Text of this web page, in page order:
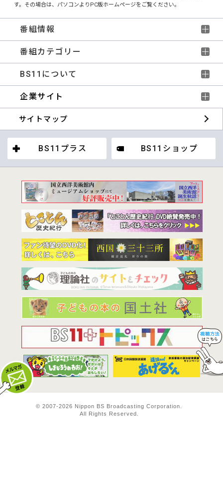
す。その場合は、パソコンよりPC版ホームページをご覧ください。
番組情報
番組カテゴリー
BS11について
企業サイト
サイトマップ
BS11プラス BS11ショップ
© 2007-2026 Nippon BS Broadcasting Corporation.
All Rights Reserved.